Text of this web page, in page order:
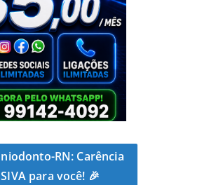
RN: Carência
para você! 🎉